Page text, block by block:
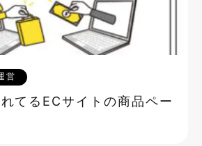
営
れてるECサイトの商品ペー